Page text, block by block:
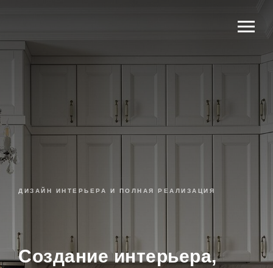
ДИЗАЙН ИНТЕРЬЕРА И ПОЛНАЯ РЕАЛИЗАЦИЯ
Создание интерьера,